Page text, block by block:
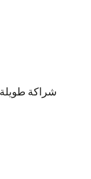
شراكة طويلة